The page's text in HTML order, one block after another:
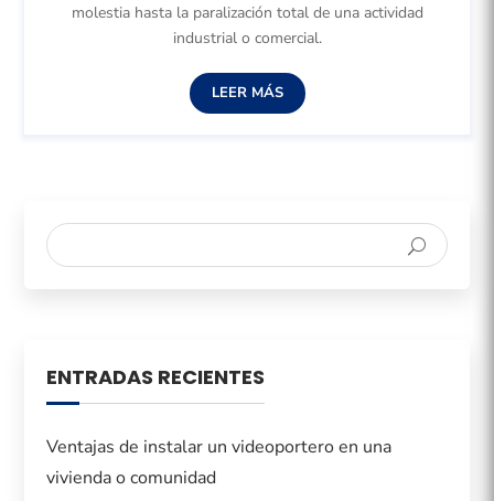
molestia hasta la paralización total de una actividad
industrial o comercial.
LEER MÁS
ENTRADAS RECIENTES
Ventajas de instalar un videoportero en una
vivienda o comunidad